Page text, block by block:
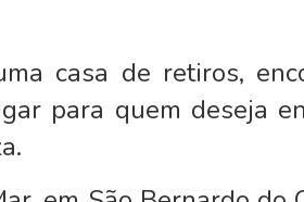
casa de retiros,
para quem deseja